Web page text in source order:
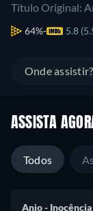
Título Original:
64% 5.8
Onde assistir?
ASSISTA
Todos
Anjo -